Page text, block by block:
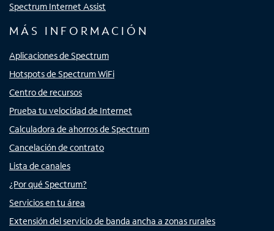
Spectrum Internet Assist
MÁS INFORMACIÓN
Aplicaciones de Spectrum
Hotspots de Spectrum WiFi
Centro de recursos
Prueba tu velocidad de Internet
Calculadora de ahorros de Spectrum
Cancelación de contrato
Lista de canales
¿Por qué Spectrum?
Servicios en tu área
Extensión del servicio de banda ancha a zonas rurales